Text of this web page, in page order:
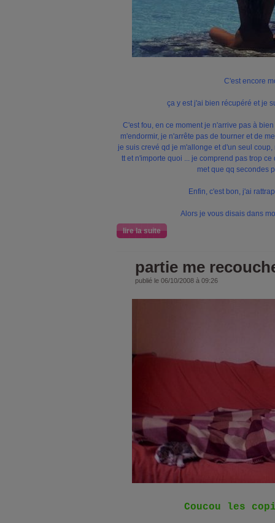
C'est encore
ça y est j'ai bien récupéré et je
C'est fou, en ce moment je n'arrive pas à
m'endormir, je n'arrête pas de tourner et de
je suis crevé qd je m'allonge et d'un seul
tt et n'importe quoi ... je comprend pas trop
met que qq secondes
Enfin, c'est bon, j'ai
Alors je vous disais dans
lire la suite
partie me
publié le 06/10/2008 à 09:26
Coucou les